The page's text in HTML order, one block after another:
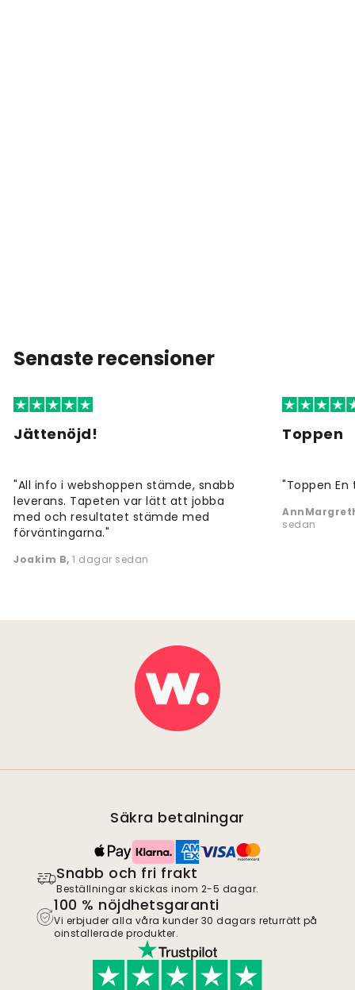
Senaste recensioner
Jättenöjd!
"All info i webshoppen stämde, snabb
leverans. Tapeten var lätt att jobba
med och resultatet stämde med
förväntingarna."
Joakim B, 1 dagar sedan
Toppen
"Toppen
sedan
Säkra betalningar
Snabb och fri frakt
Beställningar skickas inom 2-5 dagar.
100 % nöjdhetsgaranti
Vi erbjuder alla våra kunder 30 dagars returrätt på
oinstallerade produkter.